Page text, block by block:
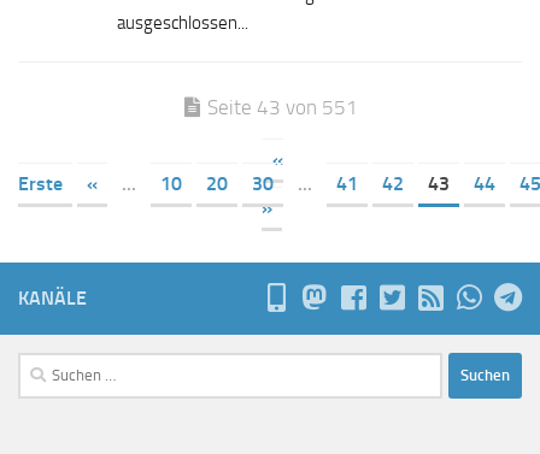
ausgeschlossen...
Seite 43 von 551
«
Erste
« ... 10 20 30 ... 41 42 43 44
45
»
KANÄLE
Suchen
nach: